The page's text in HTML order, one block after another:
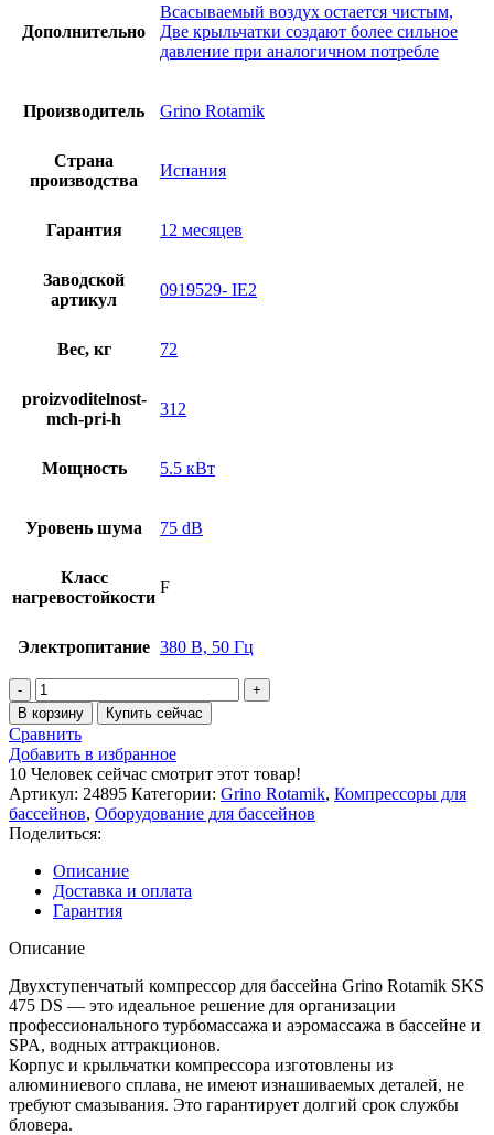
Дополнительно
Всасываемый воздух остается чистым,
Две крыльчатки создают более сильное
давление при аналогичном потребле
Производитель Grino Rotamik
Страна
производства
Испания
Гарантия 12 месяцев
Заводской
артикул
0919529- IE2
Вес, кг 72
proizvoditelnost-
mch-pri-h
312
Мощность 5.5 кВт
Уровень шума 75 dB
Класс
нагревостойкости
F
Электропитание 380 В, 50 Гц
В корзину Купить сейчас
Сравнить
Добавить в избранное
10 Человек сейчас смотрит этот товар!
Артикул: 24895 Категории: Grino Rotamik, Компрессоры для
бассейнов, Оборудование для бассейнов
Поделиться:
Описание
Доставка и оплата
Гарантия
Описание
Двухступенчатый компрессор для бассейна Grino Rotamik SKS
475 DS — это идеальное решение для организации
профессионального турбомассажа и аэромассажа в бассейне и
SPA, водных аттракционов.
Корпус и крыльчатки компрессора изготовлены из
алюминиевого сплава, не имеют изнашиваемых деталей, не
требуют смазывания. Это гарантирует долгий срок службы
бловера.